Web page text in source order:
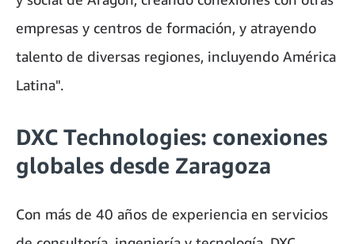
empresas y centros de formación, y atrayendo
talento de diversas regiones, incluyendo América
Latina".
DXC Technologies: conexiones
globales desde Zaragoza
Con más de 40 años de experiencia en servicios